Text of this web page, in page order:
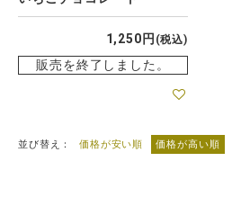
1,250 税込
販売を終了しました。
並び替え 価格が安い順 価格が高い順